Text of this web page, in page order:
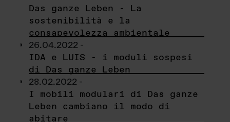
Das ganze Leben - La
sostenibilità e la
consapevolezza ambientale
26.04.2022 -
IDA e LUIS - i moduli sospesi
di Das ganze Leben
28.02.2022 -
I mobili modulari di Das ganze
Leben cambiano il modo di
abitare